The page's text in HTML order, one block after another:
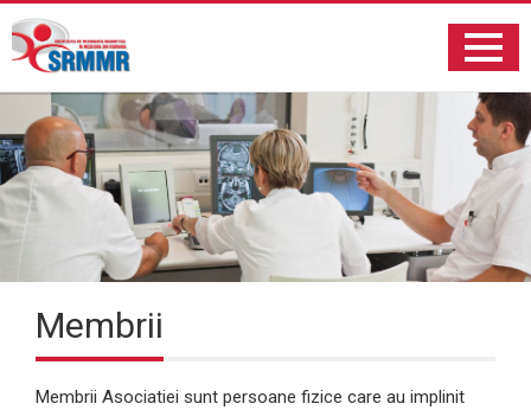
Membrii
Membrii Asociatiei sunt persoane fizice care au implinit